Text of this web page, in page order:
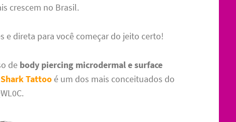
crescem no Brasil.
e direta para você começar do jeito certo!
de body piercing microdermal e surface
Shark Tattoo é um dos mais conceituados do